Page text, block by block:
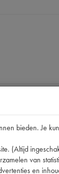
bieden. Je
(Altijd
van
en